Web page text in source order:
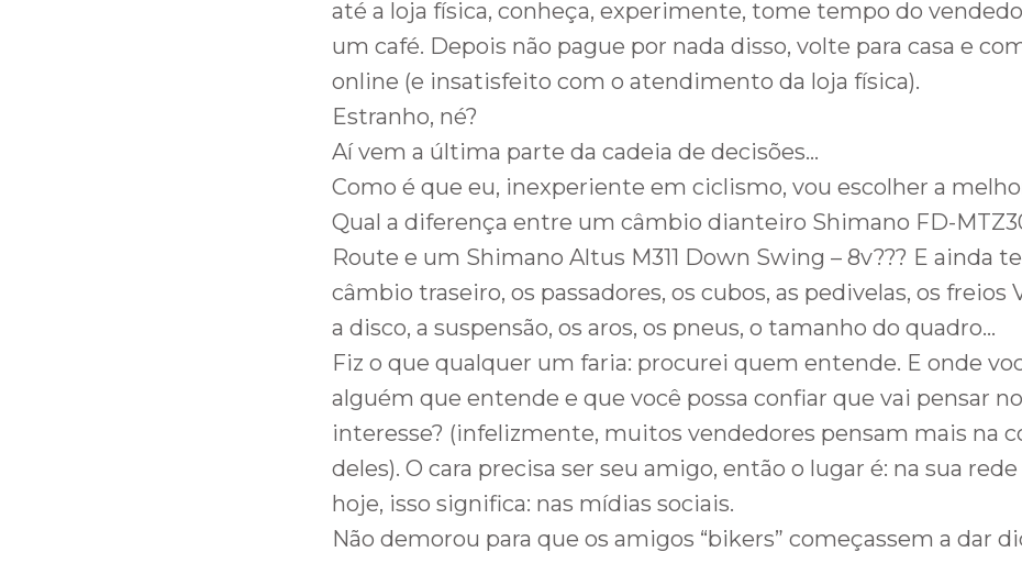
até a loja física, conheça, experimente, tome tempo do
um café. Depois não pague por nada disso, volte para casa e
online (e insatisfeito com o atendimento da loja física).
Estranho, né?
Aí vem a última parte da cadeia de decisões…
Como é que eu, inexperiente em ciclismo, vou escolher a
Qual a diferença entre um câmbio dianteiro Shimano FD-
Route e um Shimano Altus M311 Down Swing – 8v??? E ainda
câmbio traseiro, os passadores, os cubos, as pedivelas, os freios
a disco, a suspensão, os aros, os pneus, o tamanho do quadro…
Fiz o que qualquer um faria: procurei quem entende. E onde
alguém que entende e que você possa confiar que vai pensar
interesse? (infelizmente, muitos vendedores pensam mais na
deles). O cara precisa ser seu amigo, então o lugar é: na sua rede
hoje, isso significa: nas mídias sociais.
Não demorou para que os amigos “bikers” começassem a dar